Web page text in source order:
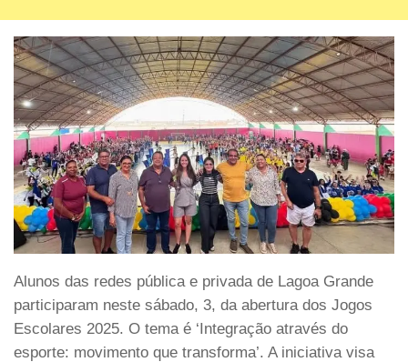
Alunos das redes pública e privada de Lagoa Grande
participaram neste sábado, 3, da abertura dos Jogos
Escolares 2025. O tema é ‘Integração através do
esporte: movimento que transforma’. A iniciativa visa